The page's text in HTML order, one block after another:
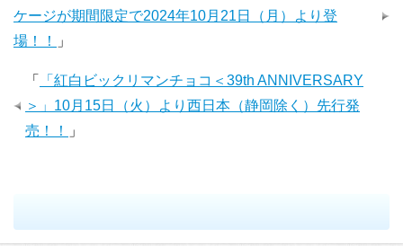
ケージが期間限定で2024年10月21日（月）より登
場！！
」
「
「紅白ビックリマンチョコ＜39th ANNIVERSARY
＞」10月15日（火）より西日本（静岡除く）先行発
売！！
」